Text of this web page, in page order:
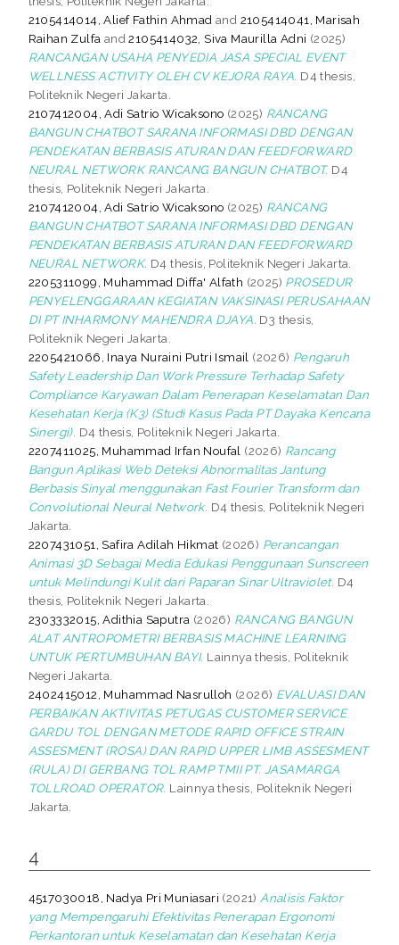
2105414014, Alief Fathin Ahmad and 2105414041, Marisah
Raihan Zulfa and2105414032, Siva Maurilla Adni (2025)
RANCANGAN USAHA PENYEDIA JASA SPECIAL EVENT
WELLNESS ACTIVITY OLEH CV KEJORA RAYA. D4 thesis,
Politeknik Negeri Jakarta.
2107412004, Adi Satrio Wicaksono (2025) RANCANG
BANGUN CHATBOT SARANA INFORMASI DBD DENGAN
PENDEKATAN BERBASIS ATURAN DAN FEEDFORWARD
NEURAL NETWORK RANCANG BANGUN CHATBOT. D4
thesis, Politeknik Negeri Jakarta.
2107412004, Adi Satrio Wicaksono (2025) RANCANG
BANGUN CHATBOT SARANA INFORMASI DBD DENGAN
PENDEKATAN BERBASIS ATURAN DAN FEEDFORWARD
NEURAL NETWORK. D4 thesis, Politeknik Negeri Jakarta.
2205311099, Muhammad Diffa' Alfath (2025) PROSEDUR
PENYELENGGARAAN KEGIATAN VAKSINASI PERUSAHAAN
DI PT INHARMONY MAHENDRA DJAYA. D3 thesis,
Politeknik Negeri Jakarta.
2205421066, Inaya Nuraini Putri Ismail (2026) Pengaruh
Safety Leadership Dan Work Pressure Terhadap Safety
Compliance Karyawan Dalam Penerapan Keselamatan Dan
Kesehatan Kerja (K3) (Studi Kasus Pada PT Dayaka Kencana
Sinergi). D4 thesis, Politeknik Negeri Jakarta.
2207411025, Muhammad Irfan Noufal (2026) Rancang
Bangun Aplikasi Web Deteksi Abnormalitas Jantung
Berbasis Sinyal menggunakan Fast Fourier Transform dan
Convolutional Neural Network. D4 thesis, Politeknik Negeri
Jakarta.
2207431051, Safira Adilah Hikmat (2026) Perancangan
Animasi 3D Sebagai Media Edukasi Penggunaan Sunscreen
untuk Melindungi Kulit dari Paparan Sinar Ultraviolet. D4
thesis, Politeknik Negeri Jakarta.
2303332015, Adithia Saputra (2026) RANCANG BANGUN
ALAT ANTROPOMETRI BERBASIS MACHINE LEARNING
UNTUK PERTUMBUHAN BAYI. Lainnya thesis, Politeknik
Negeri Jakarta.
2402415012, Muhammad Nasrulloh (2026) EVALUASI DAN
PERBAIKAN AKTIVITAS PETUGAS CUSTOMER SERVICE
GARDU TOL DENGAN METODE RAPID OFFICE STRAIN
ASSESMENT (ROSA) DAN RAPID UPPER LIMB ASSESMENT
(RULA) DI GERBANG TOL RAMP TMII PT. JASAMARGA
TOLLROAD OPERATOR. Lainnya thesis, Politeknik Negeri
Jakarta.
4
4517030018, Nadya Pri Muniasari (2021) Analisis Faktor
yang Mempengaruhi Efektivitas Penerapan Ergonomi
Perkantoran untuk Keselamatan dan Kesehatan Kerja